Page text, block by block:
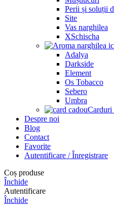
Perii și soluții
Site
Vas narghilea
XSchischa
Adalya
Darkside
Element
Os Tobacco
Sebero
Umbra
Carduri
Despre noi
Blog
Contact
Favorite
Autentificare / Înregistrare
Coș produse
Închide
Autentificare
Închide